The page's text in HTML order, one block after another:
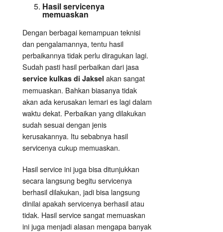
Hasil servicenya
memuaskan
Dengan berbagai kemampuan teknisi
dan pengalamannya, tentu hasil
perbaikannya tidak perlu diragukan lagi.
Sudah pasti hasil perbaikan dari jasa
service kulkas di Jaksel akan sangat
memuaskan. Bahkan biasanya tidak
akan ada kerusakan lemari es lagi dalam
waktu dekat. Perbaikan yang dilakukan
sudah sesuai dengan jenis
kerusakannya. Itu sebabnya hasil
servicenya cukup memuaskan.
Hasil service ini juga bisa ditunjukkan
secara langsung begitu servicenya
berhasil dilakukan, jadi bisa langsung
dinilai apakah servicenya berhasil atau
tidak. Hasil service sangat memuaskan
ini juga menjadi alasan mengapa banyak